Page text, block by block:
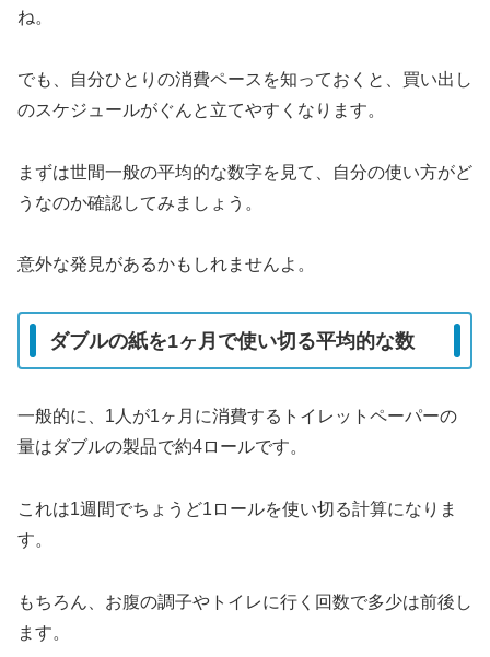
ね。
でも、自分ひとりの消費ペースを知っておくと、買い出し
のスケジュールがぐんと立てやすくなります。
まずは世間一般の平均的な数字を見て、自分の使い方がど
うなのか確認してみましょう。
意外な発見があるかもしれませんよ。
ダブルの紙を1ヶ月で使い切る平均的な数
一般的に、1人が1ヶ月に消費するトイレットペーパーの
量はダブルの製品で約4ロールです。
これは1週間でちょうど1ロールを使い切る計算になりま
す。
もちろん、お腹の調子やトイレに行く回数で多少は前後し
ます。